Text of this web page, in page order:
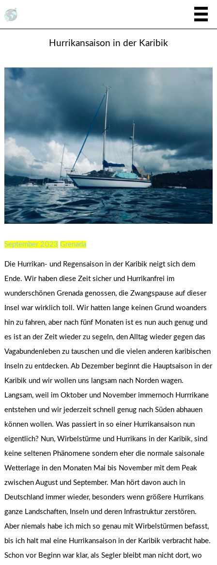
Hurrikansaison in der Karibik
September 2023 Grenada
Die Hurrikan- und Regensaison in der Karibik neigt sich dem
Ende. Wir haben diese Zeit sicher und Hurrikanfrei im
wunderschönen Grenada genossen, die Zwangspause auf dieser
Insel war wirklich toll. Wir hatten lange keinen Grund woanders
hin zu fahren, aber nach fünf Monaten ist es nun auch genug und
es ist an der Zeit wieder zu segeln, den Alltag wieder gegen das
Vagabundenleben zu tauschen und die vielen anderen karibischen
Inseln zu entdecken. Ab Dezember beginnt die Hauptsaison in der
Karibik und wir wollen uns langsam nach Norden wagen.
Langsam, weil im Oktober und November immernoch Hurrrikane
entstehen und wir jederzeit schnell genug nach Süden abhauen
können wollen. Was passiert in so einer Hurrikansaison nun
eigentlich? Nun, Wirbelstürme und Hurrikans in der Karibik, sind
keine seltenen Phänomene sondern eher die normale saisonale
Wetterlage in den Monaten Mai bis November mit dem Peak
zwischen August und September. Man hört davon auch in
Deutschland immer wieder, besonders wenn größere Hurrikans
ganze Landschaften, Inseln und deren Infrastruktur zerstören.
Aber niemals habe ich mich so genau mit Wirbelstürmen befasst,
bis ich halt mal eine Hurrikansaison in der Karibik verbracht habe.
Schon vor Beginn war klar, als Segler bleibt man nicht dort, wo